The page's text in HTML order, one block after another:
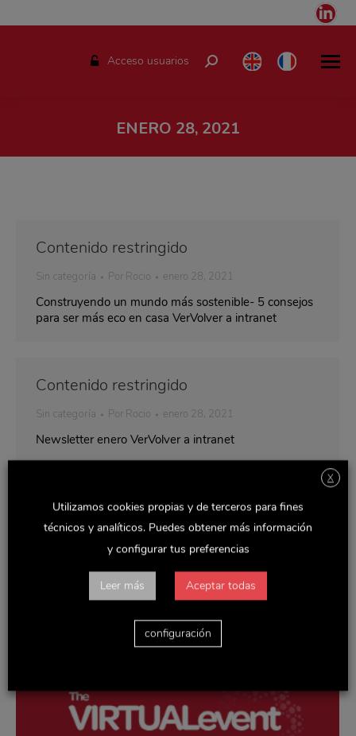
Acceso usuarios Buscar:
ENERO 28, 2021
Contenido restringido
Sin categoría Por Rocio enero 28, 2021
Construyendo un mundo más sostenible- 5 consejos
para ser más eco en casa VerVolver a intranet
Contenido restringido
Sin categoría Por Rocio enero 28, 2021
Newsletter enero VerVolver a intranet
X
Utilizamos cookies propias y de terceros para fines
técnicos y analíticos. Puedes obtener más información
y configurar tus preferencias
Leer más Aceptar todas
configuración